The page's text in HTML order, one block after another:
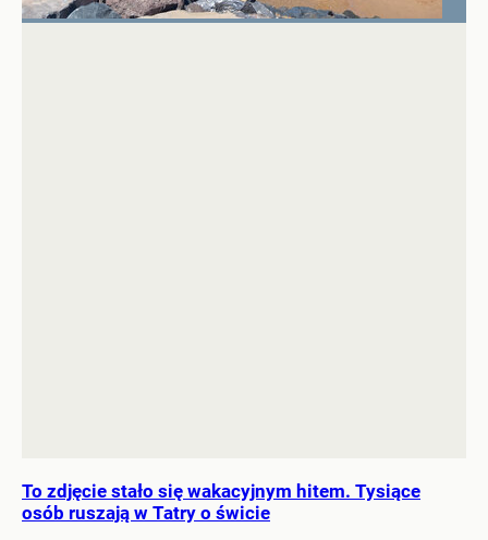
To zdjęcie stało się wakacyjnym hitem. Tysiące
osób ruszają w Tatry o świcie